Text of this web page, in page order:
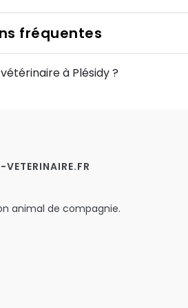
fréquentes
à Plésidy ?
animal de compagnie.